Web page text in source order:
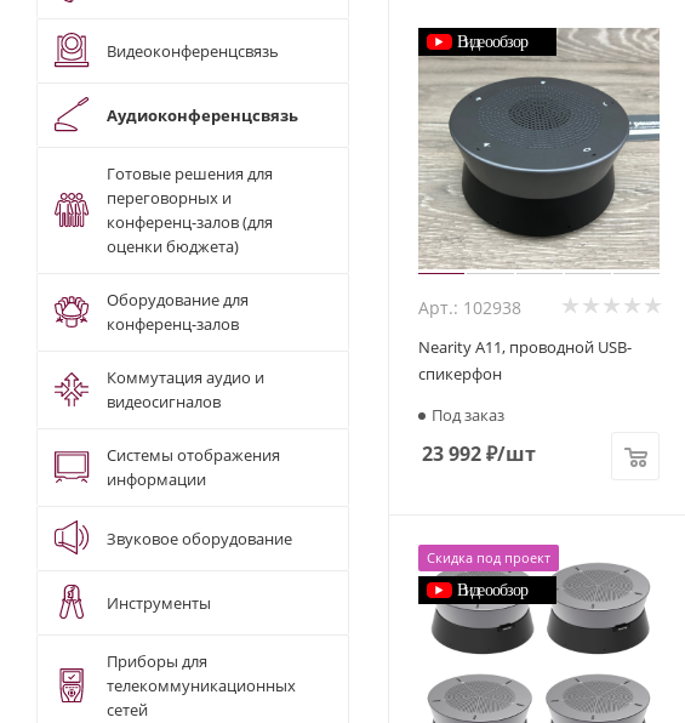
Арт.: 102938
Nearity A11, проводной USB-
спикерфон
Под заказ
23 992₽/шт
Скидка под проект
Видеоконференцсвязь
Аудиоконференцсвязь
Готовые решения для
переговорных и
конференц-залов (для
оценки бюджета)
Оборудование для
конференц-залов
Коммутация аудио и
видеосигналов
Системы отображения
информации
Звуковое оборудование
Инструменты
Приборы для
телекоммуникационных
сетей